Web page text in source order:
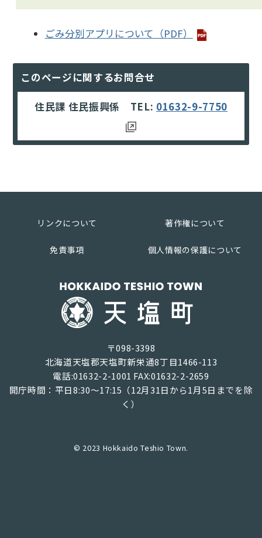
ごみ分別アプリについて（PDF）
このページに関するお問合せ
住民課 住民振興係 TEL: 01632-9-7750
リンクについて 著作権について
免責事項 個人情報の保護について
〒098-3398
北海道天塩郡天塩町新栄通8丁目1466-113
電話:01632-2-1001 FAX:01632-2-2659
開庁時間：平日8:30～17:15（12月31日から1月5日までを除
く）
© 2023 Hokkaido Teshio Town.